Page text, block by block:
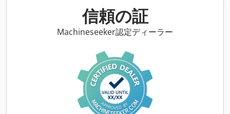
信頼の証
Machineseeker認定ディーラー